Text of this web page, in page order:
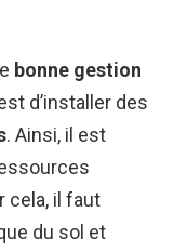
bonne gestion
d’installer des
. Ainsi, il est
cela, il faut
du sol et